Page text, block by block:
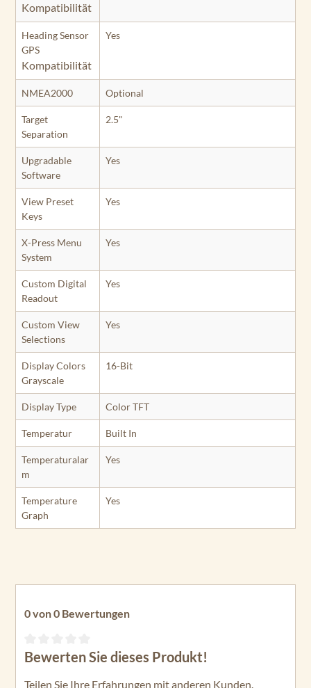
Kompatibilität
Heading Sensor
GPS
Kompatibilität
Yes
NMEA2000 Optional
Target
Separation
2.5"
Upgradable
Software
Yes
View Preset
Keys
Yes
X-Press Menu
System
Yes
Custom Digital
Readout
Yes
Custom View
Selections
Yes
Display Colors
Grayscale
16-Bit
Display Type Color TFT
Temperatur Built In
Temperaturalar
m
Yes
Temperature
Graph
Yes
0 von 0 Bewertungen
Durchschnittliche Bewertung von 0 von 5 Sternen
Bewerten Sie dieses Produkt!
Teilen Sie Ihre Erfahrungen mit anderen Kunden.